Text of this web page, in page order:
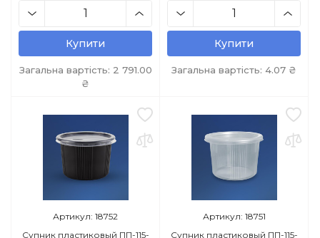
Купити
Загальна вартість: 2 791.00
₴
Купити
Загальна вартість: 4.07 ₴
Артикул: 18752
Супник пластиковый ПП-115-
Артикул: 18751
Супник пластиковый ПП-115-